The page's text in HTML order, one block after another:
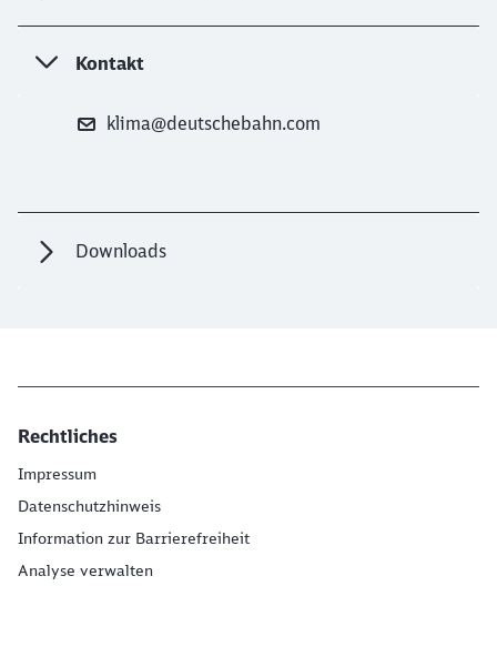
Kontakt
klima@deutschebahn.com
Downloads
Rechtliches
Impressum
Datenschutzhinweis
Information zur Barrierefreiheit
Analyse verwalten